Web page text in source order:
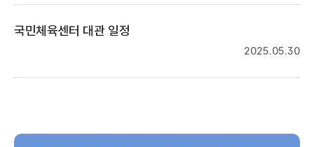
국민체육센터 대관 일정
2025.05.30